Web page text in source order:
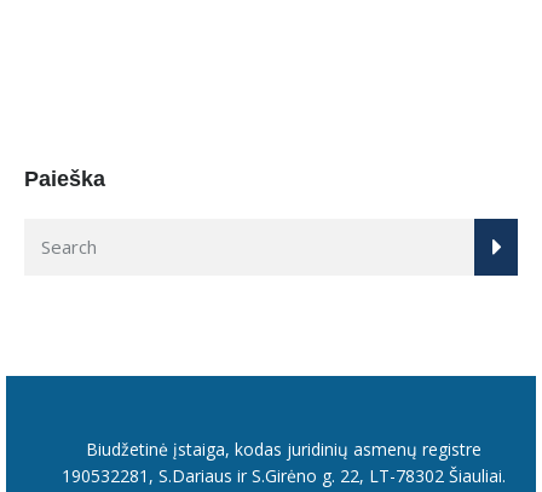
Paieška
Biudžetinė įstaiga, kodas juridinių asmenų registre
190532281, S.Dariaus ir S.Girėno g. 22, LT-78302 Šiauliai.